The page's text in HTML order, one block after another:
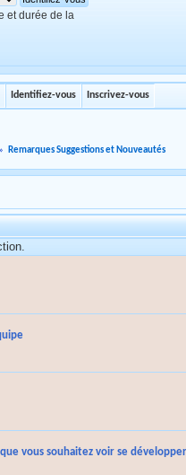
et durée de la
Identifiez-vous Inscrivez-vous
» Remarques Suggestions et Nouveautés
vous souhaitez voir se développer